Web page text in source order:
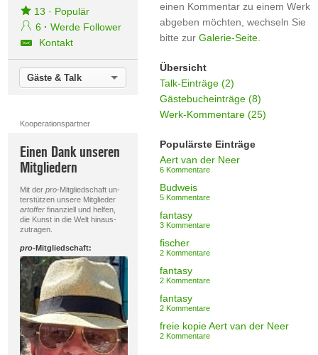
13 · Populär
6 · Werde Follower
Kontakt
Gäste & Talk
Kooperationspartner
Einen Dank unseren
Mitgliedern
Mit der pro-Mitgliedschaft un-
terstützen unsere Mitglieder
artofferfinanziell und helfen,
die Kunst in die Welt hinaus-
zutragen.
pro-Mitgliedschaft:
einen Kommentar zu einem Werk
abgeben möchten, wechseln Sie
bitte zur Galerie-Seite.
Übersicht
Talk-Einträge (2)
Gästebucheinträge (8)
Werk-Kommentare (25)
Populärste Einträge
Aert van der Neer
6 Kommentare
Budweis
5 Kommentare
fantasy
3 Kommentare
fischer
2 Kommentare
fantasy
2 Kommentare
fantasy
2 Kommentare
freie kopie Aert van der Neer
2 Kommentare